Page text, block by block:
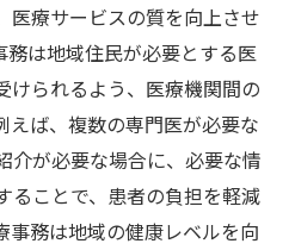
医療サービスの質を向上させ
務は地域住民が必要とする医
けられるよう、医療機関間の
えば、複数の専門医が必要な
介が必要な場合に、必要な情
ることで、患者の負担を軽減
事務は地域の健康レベルを向